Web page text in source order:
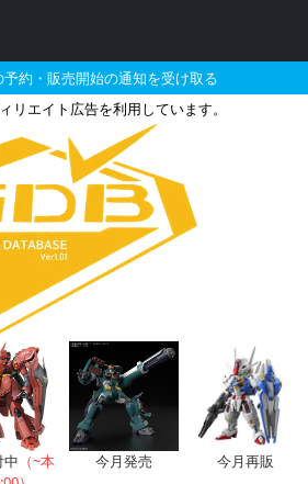
約・販売開始の通知を受け取る
リエイト広告を利用しています。
プラの販売・再
中 （~本
今月発売 今月再販